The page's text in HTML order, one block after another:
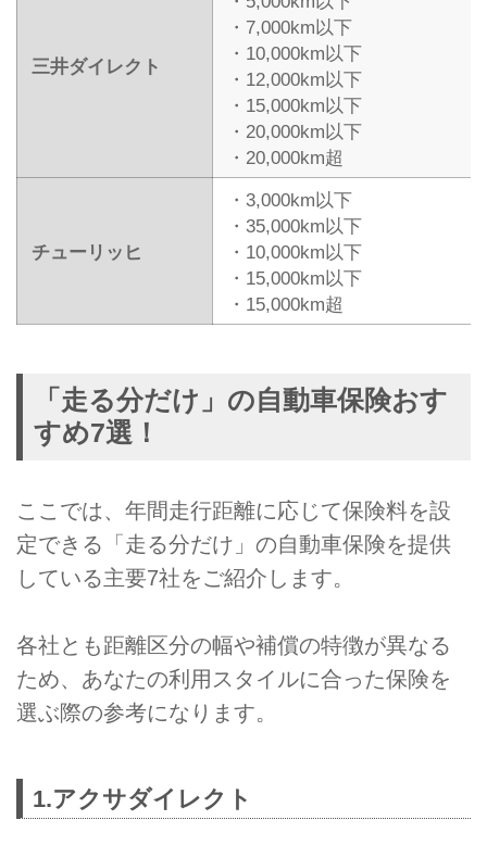
三井ダイレクト
・7,000km以下
・10,000km以下
・12,000km以下
・15,000km以下
・20,000km以下
・20,000km超
チューリッヒ
・3,000km以下
・35,000km以下
・10,000km以下
・15,000km以下
・15,000km超
「走る分だけ」の自動車保険おす
すめ7選！
ここでは、年間走行距離に応じて保険料を設
定できる「走る分だけ」の自動車保険を提供
している主要7社をご紹介します。
各社とも距離区分の幅や補償の特徴が異なる
ため、あなたの利用スタイルに合った保険を
選ぶ際の参考になります。
1.アクサダイレクト